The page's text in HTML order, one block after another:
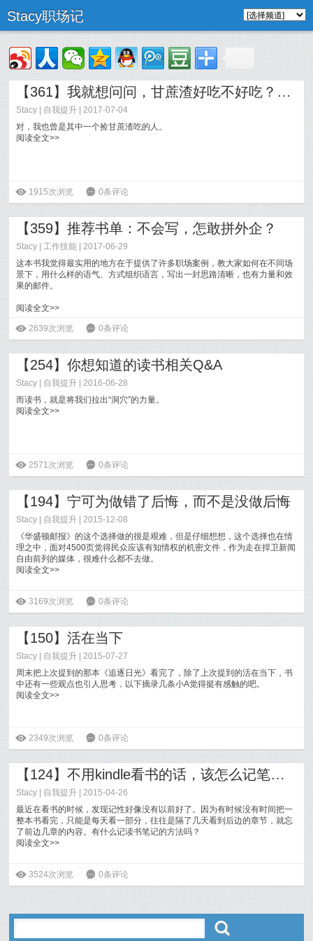
Stacy职场记
【361】我就想问问，甘蔗渣好吃不好吃？——为什么我反对快速阅读？
Stacy 自我提升 | 2017-07-04
对，我也曾是其中一个捡甘蔗渣吃的人。
阅读全文>>
ė 1915次浏览 6 0条评论
【359】推荐书单：不会写，怎敢拼外企？
Stacy |工作技能 | 2017-06-29
这本书我觉得最实用的地方在于提供了许多职场案例，教大家如何在不同场
景下，用什么样的语气、方式组织语言，写出一封思路清晰，也有力量和效
果的邮件。
阅读全文>>
ė 2639次浏览 6 0条评论
【254】你想知道的读书相关Q&A
Stacy 自我提升 | 2016-06-28
而读书，就是将我们拉出“洞穴”的力量。
阅读全文>>
ė 2571次浏览 6 0条评论
【194】宁可为做错了后悔，而不是没做后悔
Stacy 自我提升 | 2015-12-08
《华盛顿邮报》的这个选择做的很是艰难，但是仔细想想，这个选择也在情
理之中，面对4500页觉得民众应该有知情权的机密文件，作为走在捍卫新闻
自由前列的媒体，很难什么都不去做。
阅读全文>>
ė 3169次浏览 6 0条评论
【150】活在当下
Stacy 自我提升 | 2015-07-27
周末把上次提到的那本《追逐日光》看完了，除了上次提到的活在当下，书
中还有一些观点也引人思考，以下摘录几条小A觉得挺有感触的吧。
阅读全文>>
ė 2349次浏览 6 0条评论
【124】不用kindle看书的话，该怎么记笔记？
Stacy 自我提升 | 2015-04-26
最近在看书的时候，发现记性好像没有以前好了。因为有时候没有时间把一
整本书看完，只能是每天看一部分，往往是隔了几天看到后边的章节，就忘
了前边几章的内容。有什么记读书笔记的方法吗？
阅读全文>>
ė 3524次浏览 6 0条评论
ő